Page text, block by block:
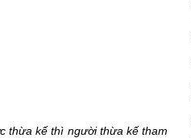
thừa kế thì người thừa kế tham